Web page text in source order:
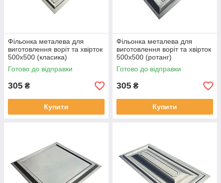
Фільонка металева для
виготовлення воріт та хвірток
500х500 (класика)
Готово до відправки
305 ₴
Купити
Фільонка металева для
виготовлення воріт та хвірток
500х500 (ротанг)
Готово до відправки
305 ₴
Купити